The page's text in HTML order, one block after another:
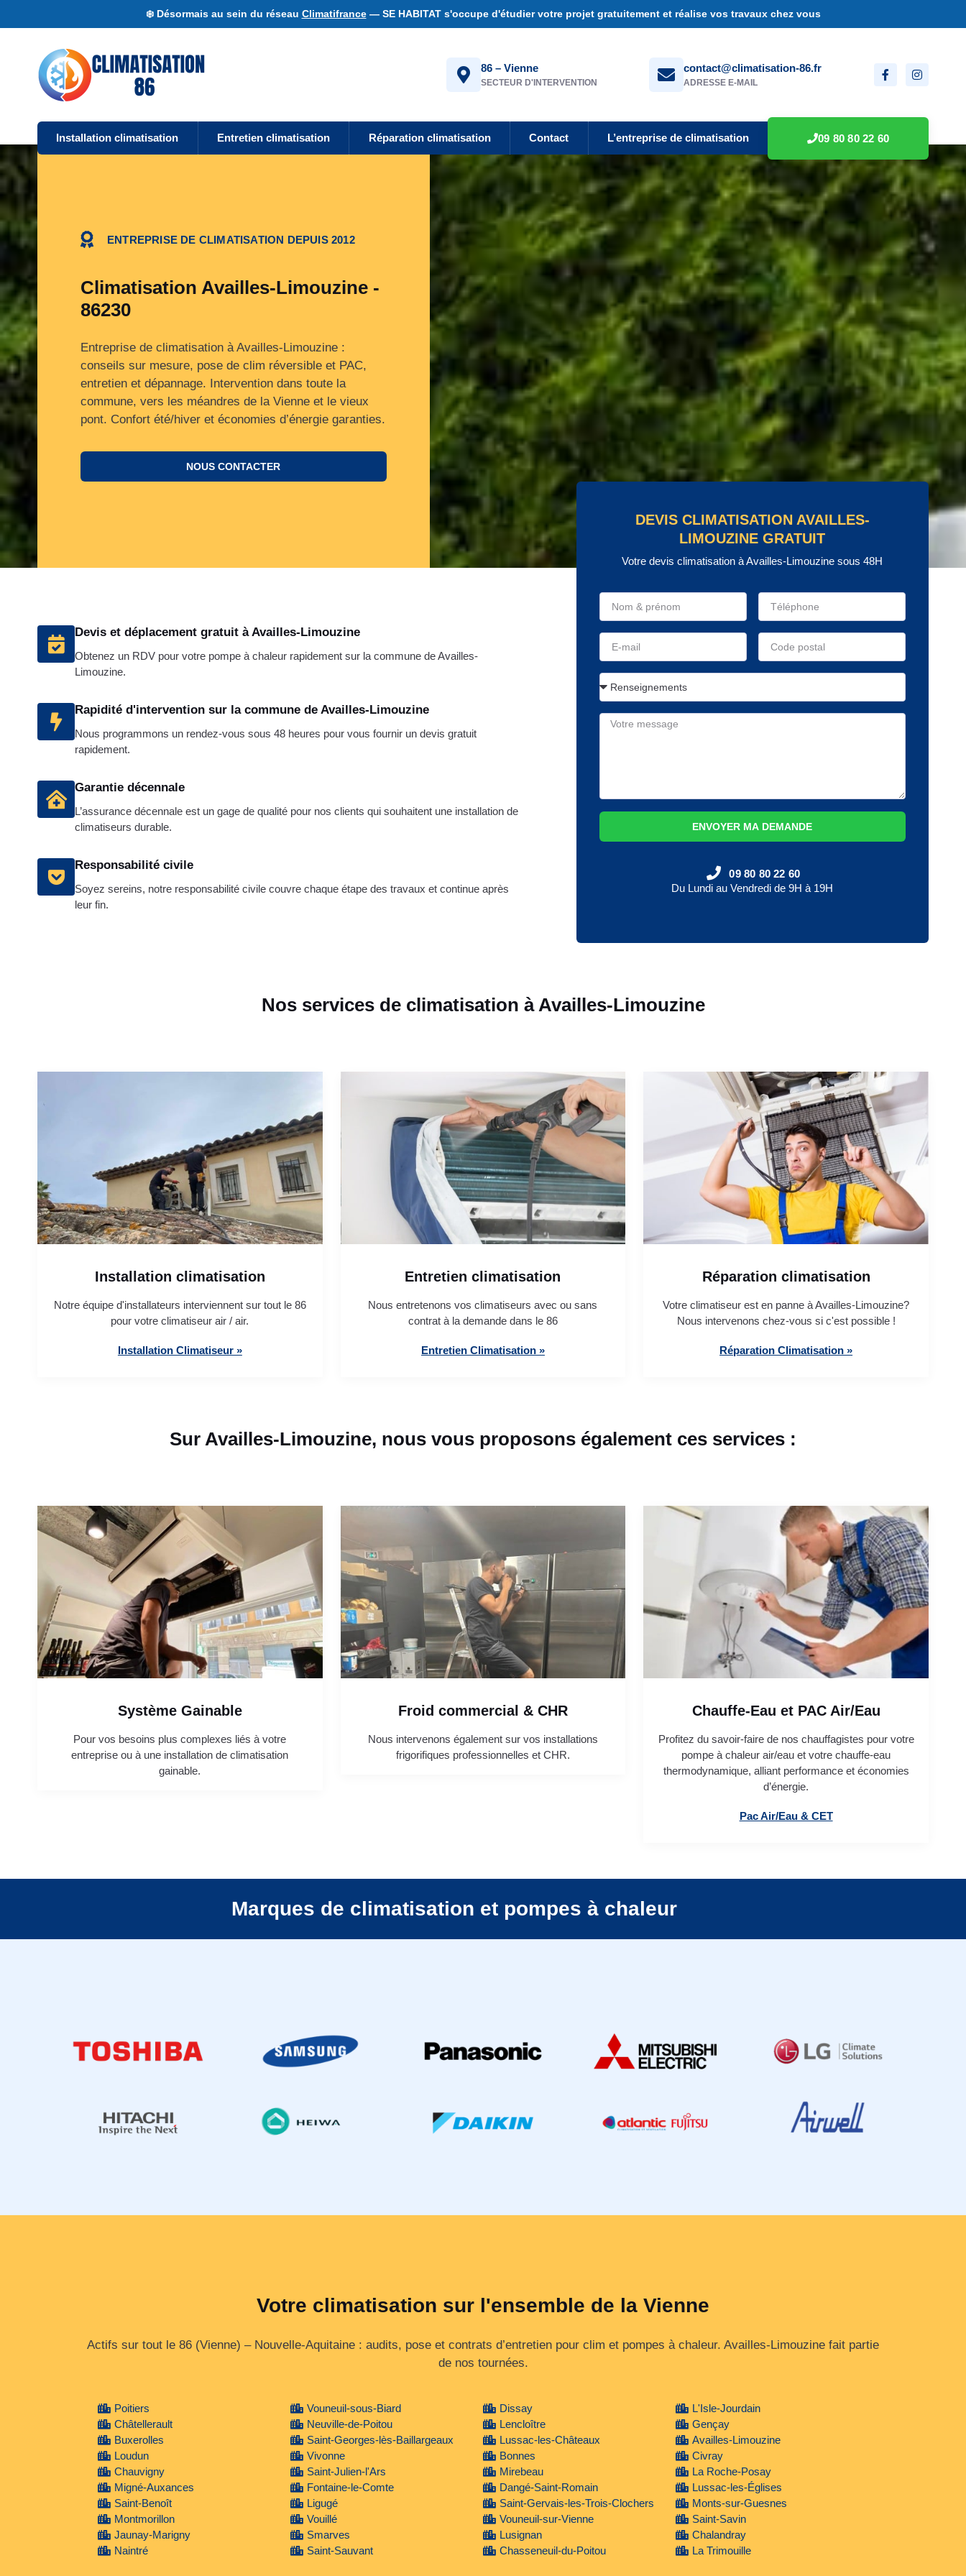
❄️ Désormais au sein du réseau Climatifrance— SE HABITAT s'occupe d'étudier votre projet gratuitement et réalise vos travaux chez vous
86 – Vienne
SECTEUR D'INTERVENTION
contact@climatisation-86.fr
ADRESSE E-MAIL
Installation climatisation Entretien climatisation Réparation climatisation Contact L’entreprise de climatisation 09 80 80 22 60
ENTREPRISE DE CLIMATISATION DEPUIS 2012
Climatisation Availles-Limouzine -
86230
Entreprise de climatisation à Availles-Limouzine :
conseils sur mesure, pose de clim réversible et PAC,
entretien et dépannage. Intervention dans toute la
commune, vers les méandres de la Vienne et le vieux
pont. Confort été/hiver et économies d’énergie garanties.
NOUS CONTACTER
Devis et déplacement gratuit à Availles-Limouzine
Obtenez un RDV pour votre pompe à chaleur rapidement sur la commune de Availles-
Limouzine.
Rapidité d'intervention sur la commune de Availles-Limouzine
Nous programmons un rendez-vous sous 48 heures pour vous fournir un devis gratuit
rapidement.
Garantie décennale
L’assurance décennale est un gage de qualité pour nos clients qui souhaitent une installation de
climatiseurs durable.
Responsabilité civile
Soyez sereins, notre responsabilité civile couvre chaque étape des travaux et continue après
leur fin.
DEVIS CLIMATISATION AVAILLES-
LIMOUZINE GRATUIT
Votre devis climatisation à Availles-Limouzine sous 48H
ENVOYER MA DEMANDE
09 80 80 22 60
Du Lundi au Vendredi de 9H à 19H
Nos services de climatisation à Availles-Limouzine
Installation climatisation
Notre équipe d'installateurs interviennent sur tout le 86
pour votre climatiseur air / air.
Installation Climatiseur »
Entretien climatisation
Nous entretenons vos climatiseurs avec ou sans
contrat à la demande dans le 86
Entretien Climatisation »
Réparation climatisation
Votre climatiseur est en panne à Availles-Limouzine?
Nous intervenons chez-vous si c'est possible !
Réparation Climatisation »
Sur Availles-Limouzine, nous vous proposons également ces services :
Système Gainable
Pour vos besoins plus complexes liés à votre
entreprise ou à une installation de climatisation
gainable.
Froid commercial & CHR
Nous intervenons également sur vos installations
frigorifiques professionnelles et CHR.
Chauffe-Eau et PAC Air/Eau
Profitez du savoir-faire de nos chauffagistes pour votre
pompe à chaleur air/eau et votre chauffe-eau
thermodynamique, alliant performance et économies
d’énergie.
Pac Air/Eau & CET
Marques de climatisation et pompes à chaleur
Votre climatisation sur l'ensemble de la Vienne
Actifs sur tout le 86 (Vienne) – Nouvelle‑Aquitaine : audits, pose et contrats d’entretien pour clim et pompes à chaleur. Availles-Limouzine fait partie
de nos tournées.
Poitiers
Châtellerault
Buxerolles
Loudun
Chauvigny
Migné-Auxances
Saint-Benoît
Montmorillon
Jaunay-Marigny
Naintré
Vouneuil-sous-Biard
Neuville-de-Poitou
Saint-Georges-lès-Baillargeaux
Vivonne
Saint-Julien-l'Ars
Fontaine-le-Comte
Ligugé
Vouillé
Smarves
Saint-Sauvant
Dissay
Lencloître
Lussac-les-Châteaux
Bonnes
Mirebeau
Dangé-Saint-Romain
Saint-Gervais-les-Trois-Clochers
Vouneuil-sur-Vienne
Lusignan
Chasseneuil-du-Poitou
L'Isle-Jourdain
Gençay
Availles-Limouzine
Civray
La Roche-Posay
Lussac-les-Églises
Monts-sur-Guesnes
Saint-Savin
Chalandray
La Trimouille